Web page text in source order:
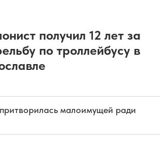
получил 12 лет за
по троллейбусу в
малоимущей ради